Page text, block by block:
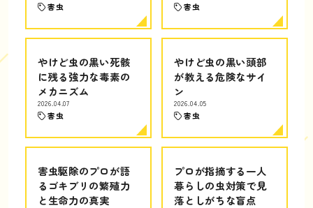
害虫 害虫
やけど虫の黒い死骸
に残る強力な毒素の
メカニズム
2026.04.07
害虫
やけど虫の黒い頭部
が教える危険なサイ
ン
2026.04.05
害虫
害虫駆除のプロが語
るゴキブリの繁殖力
と生命力の真実
プロが指摘する一人
暮らしの虫対策で見
落としがちな盲点